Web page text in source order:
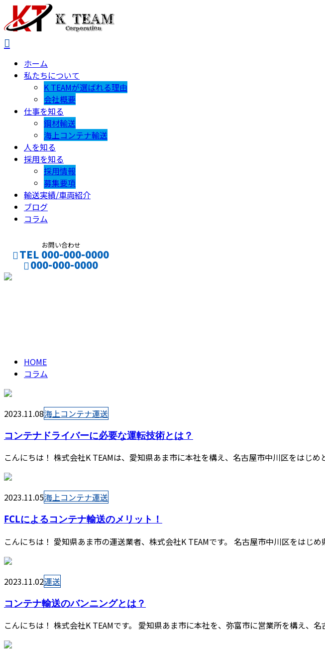
ホーム
私たちについて
K TEAMが選ばれる理由
会社概要
仕事を知る
鋼材輸送
海上コンテナ輸送
人を知る
採用を知る
採用情報
募集要項
輸送実績/車両紹介
ブログ
コラム
お問い合わせ
TEL 000-000-0000
000-000-0000
HOME
コラム
2023.11.08海上コンテナ運送
コンテナドライバーに必要な運転技術とは？
こんにちは！ 株式会社K TEAMは、愛知県あま市に本社を構え、名古屋市中川区をはじ
2023.11.05海上コンテナ運送
FCLによるコンテナ輸送のメリット！
こんにちは！ 愛知県あま市の運送業者、株式会社K TEAMです。 名古屋市中川区をはじ
2023.11.02運送
コンテナ輸送のバンニングとは？
こんにちは！ 株式会社K TEAMです。 愛知県あま市に本社を、弥富市に営業所を構え、